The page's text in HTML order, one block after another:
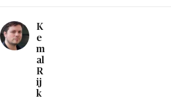
K
e
m
al
R
ij
k